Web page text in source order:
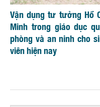
Vận dụng tư tưởng Hồ
Minh trong giáo dục
phòng và an ninh cho
viên hiện nay